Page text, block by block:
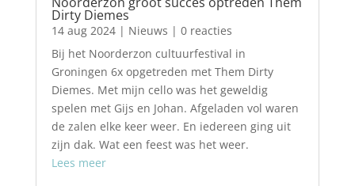
Dirty Diemes
14 aug 2024| Nieuws | 0 reacties
Bij het Noorderzon cultuurfestival in
Groningen 6x opgetreden met Them Dirty
Diemes. Met mijn cello was het geweldig
spelen met Gijs en Johan. Afgeladen vol waren
de zalen elke keer weer. En iedereen ging uit
zijn dak. Wat een feest was het weer.
Lees meer